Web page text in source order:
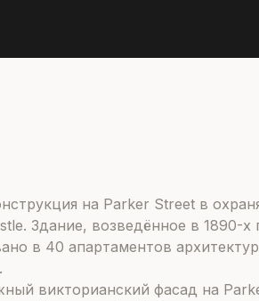
на Parker Street в
Здание, возведённое в 1890-
в 40 апартаментов
викторианский фасад на